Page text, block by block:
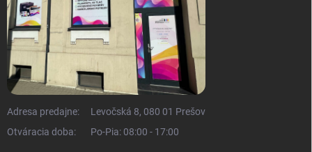
Adresa predajne:
Levočská 8, 080 01 Prešov
Otváracia doba:
Po-Pia: 08:00 - 17:00